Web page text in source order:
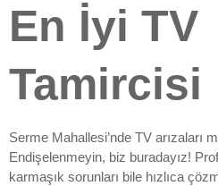
En İyi TV
Tamircisi
Serme Mahallesi’nde TV arızaları
Endişelenmeyin, biz buradayız!
karmaşık sorunları bile hızlıca